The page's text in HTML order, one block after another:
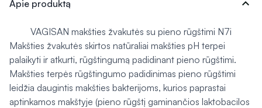
Apie produktą expand_more
VAGISAN makšties žvakutės su pieno rūgštimi N7i
Makšties žvakutės skirtos natūraliai makšties pH terpei
palaikyti ir atkurti, rūgštingumą padidinant pieno rūgštimi.
Makšties terpės rūgštingumo padidinimas pieno rūgštimi
leidžia daugintis makšties bakterijoms, kurios paprastai
aptinkamos makštyje (pieno rūgštį gaminančios laktobacilos